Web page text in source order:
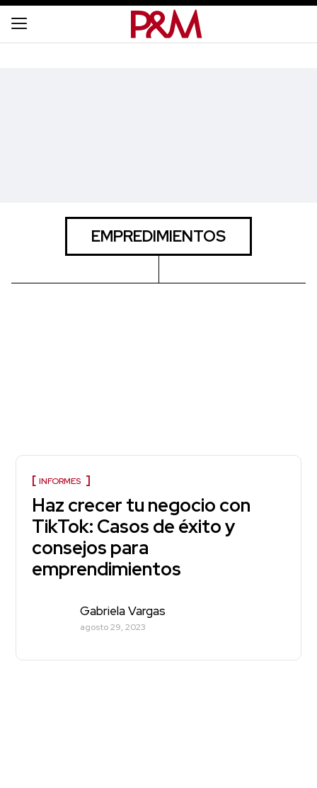
EMPREDIMIENTOS
INFORMES
Haz crecer tu negocio con
TikTok: Casos de éxito y
consejos para
emprendimientos
Gabriela Vargas
agosto 29, 2023